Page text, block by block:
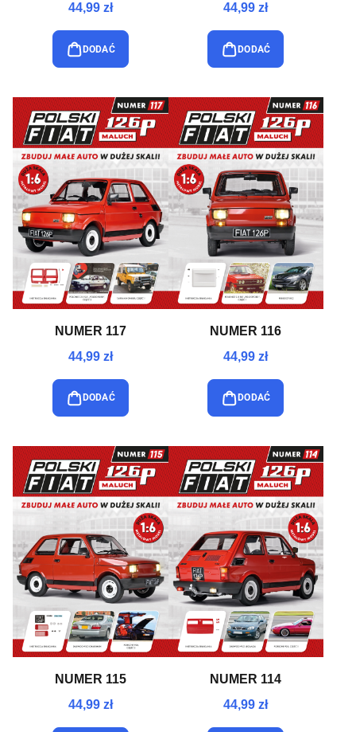
44,99 zł
DODAĆ
44,99 zł
DODAĆ
NUMER 117
44,99 zł
DODAĆ
NUMER 116
44,99 zł
DODAĆ
NUMER 115
44,99 zł
NUMER 114
44,99 zł